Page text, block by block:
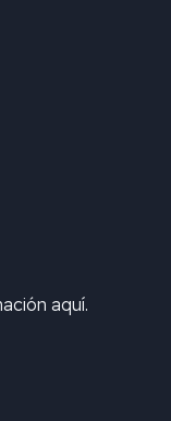
aquí.